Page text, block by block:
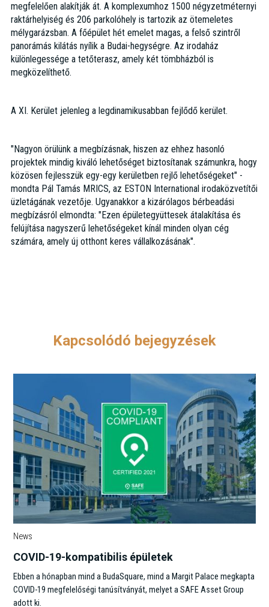
megfelelően alakítják át. A komplexumhoz 1500 négyzetméternyi
raktárhelyiség és 206 parkolóhely is tartozik az ötemeletes
mélygarázsban. A főépület hét emelet magas, a felső szintről
panorámás kilátás nyílik a Budai-hegységre. Az irodaház
különlegessége a tetőterasz, amely két tömbházból is
megközelíthető.‍
A XI. Kerület jelenleg a legdinamikusabban fejlődő kerület.
"Nagyon örülünk a megbízásnak, hiszen az ehhez hasonló
projektek mindig kiváló lehetőséget biztosítanak számunkra, hogy
közösen fejlesszük egy-egy kerületben rejlő lehetőségeket" -
mondta Pál Tamás MRICS, az ESTON International irodaközvetítői
üzletágának vezetője. Ugyanakkor a kizárólagos bérbeadási
megbízásról elmondta: "Ezen épületegyüttesek átalakítása és
felújítása nagyszerű lehetőségeket kínál minden olyan cég
számára, amely új otthont keres vállalkozásának".
Kapcsolódó bejegyzések
News
COVID-19-kompatibilis épületek
Ebben a hónapban mind a BudaSquare, mind a Margit Palace megkapta
COVID-19 megfelelőségi tanúsítványát, melyet a SAFE Asset Group
adott ki.